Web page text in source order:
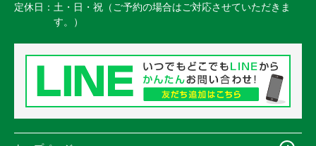
定休日： 土・日・祝（ご予約の場合はご対応させていただきま
す。）